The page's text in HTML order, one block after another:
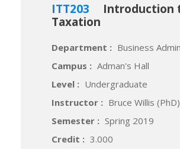
ITT203
Introduction
Taxation
Department : Business
Campus : Adman's Hall
Level : Undergraduate
Instructor : Bruce Willis (PhD)
Semester : Spring 2019
Credit : 3.000